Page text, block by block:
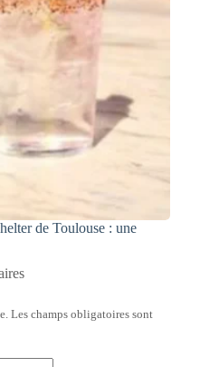
de Toulouse : une
Les champs obligatoires sont